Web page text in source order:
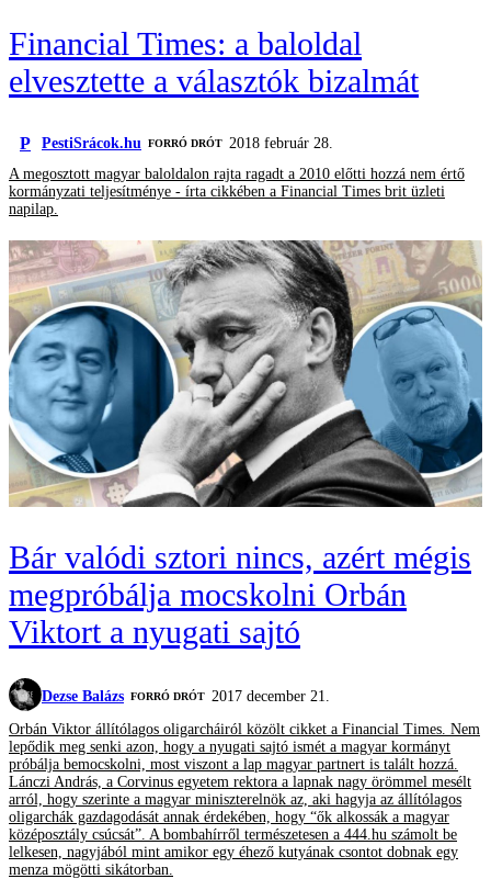
Financial Times: a baloldal
elvesztette a választók bizalmát
P PestiSrácok.hu FORRÓ DRÓT 2018 február 28.
A megosztott magyar baloldalon rajta ragadt a 2010 előtti hozzá nem értő
kormányzati teljesítménye - írta cikkében a Financial Times brit üzleti
napilap.
Bár valódi sztori nincs, azért mégis
megpróbálja mocskolni Orbán
Viktort a nyugati sajtó
Dezse Balázs FORRÓ DRÓT
2017 december 21.
Orbán Viktor állítólagos oligarcháiról közölt cikket a Financial Times. Nem
lepődik meg senki azon, hogy a nyugati sajtó ismét a magyar kormányt
próbálja bemocskolni, most viszont a lap magyar partnert is talált hozzá.
Lánczi András, a Corvinus egyetem rektora a lapnak nagy örömmel mesélt
arról, hogy szerinte a magyar miniszterelnök az, aki hagyja az állítólagos
oligarchák gazdagodását annak érdekében, hogy “ők alkossák a magyar
középosztály csúcsát”. A bombahírről természetesen a 444.hu számolt be
lelkesen, nagyjából mint amikor egy éhező kutyának csontot dobnak egy
menza mögötti sikátorban.